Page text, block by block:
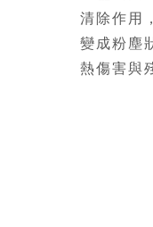
清除作用
變成粉塵
熱傷害與